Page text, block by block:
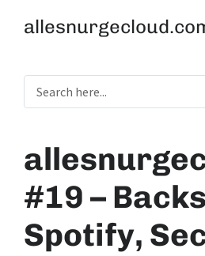
#19 –
Spotify,